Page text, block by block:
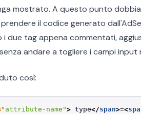
mostrato. A questo punto
il codice generato
due tag appena commentati,
andare a togliere i campi input
così:
"attribute-name"> type</span>=<